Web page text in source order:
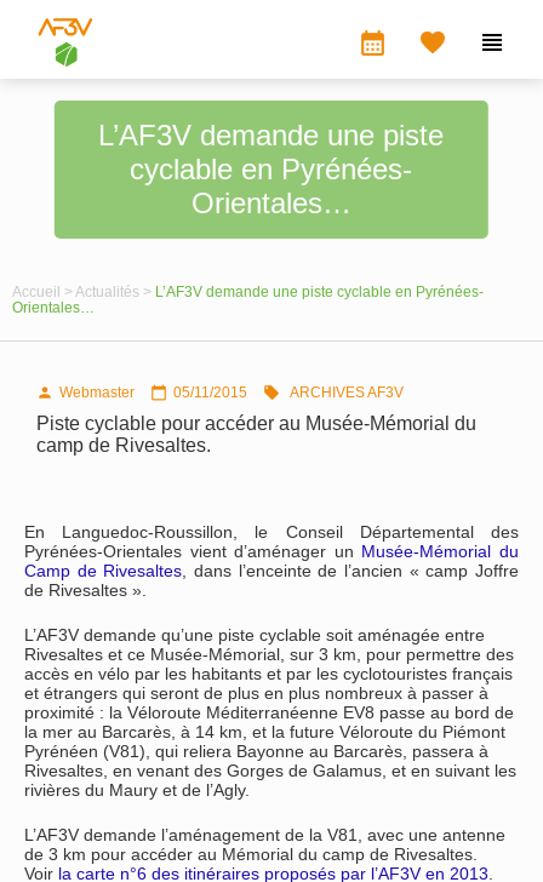
calendar_month  
L’AF3V demande une piste
cyclable en Pyrénées-
Orientales…
Accueil > Actualités > L’AF3V demande une piste cyclable en Pyrénées-
Orientales…
 Webmaster  05/11/2015  ARCHIVES AF3V
Piste cyclable pour accéder au Musée-Mémorial du
camp de Rivesaltes.
En Languedoc-Roussillon, le Conseil Départemental des
Pyrénées-Orientales vient d’aménager un Musée-Mémorial du
Camp de Rivesaltes , dans l’enceinte de l’ancien « camp Joffre
de Rivesaltes ».
L’AF3V demande qu’une piste cyclable soit aménagée entre
Rivesaltes et ce Musée-Mémorial, sur 3 km, pour permettre des
accès en vélo par les habitants et par les cyclotouristes français
et étrangers qui seront de plus en plus nombreux à passer à
proximité : la Véloroute Méditerranéenne EV8 passe au bord de
la mer au Barcarès, à 14 km, et la future Véloroute du Piémont
Pyrénéen (V81), qui reliera Bayonne au Barcarès, passera à
Rivesaltes, en venant des Gorges de Galamus, et en suivant les
rivières du Maury et de l’Agly.
L’AF3V demande l’aménagement de la V81, avec une antenne
de 3 km pour accéder au Mémorial du camp de Rivesaltes.
Voir la carte n°6 des itinéraires proposés par l’AF3V en 2013